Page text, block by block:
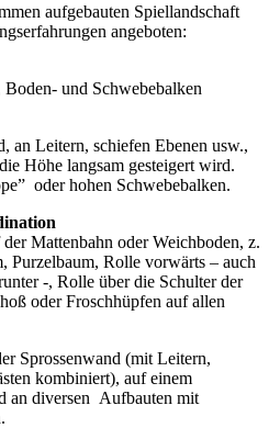
aufgebauten Spiellandschaft
angeboten:
und Schwebebalken
an Leitern, schiefen Ebenen usw.,
Höhe langsam gesteigert wird.
oder hohen Schwebebalken.
Mattenbahn oder Weichboden, z.
Purzelbaum, Rolle vorwärts – auch
-, Rolle über die Schulter der
oder Froschhüpfen auf allen
Sprossenwand (mit Leitern,
kombiniert), auf einem
an diversen Aufbauten mit